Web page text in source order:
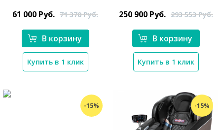
61 000 Руб. 71 370Руб.
В корзину
Купить в 1 клик
250 900 Руб. 293 553Руб.
В корзину
Купить в 1 клик
-15% -15%